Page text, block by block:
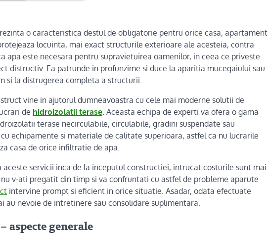
o caracteristica destul de obligatorie pentru orice casa, apartament
locuinta, mai exact structurile exterioare ale acesteia, contra
apa este necesara pentru supravietuirea oamenilor, in ceea ce priveste
distructiv. Ea patrunde in profunzime si duce la aparitia mucegaiului sau
si la distrugerea completa a structurii.
vine in ajutorul dumneavoastra cu cele mai moderne solutii de
de hidroizolatii terase. Aceasta echipa de experti va ofera o gama
terase necirculabile, circulabile, gradini suspendate sau
echipamente si materiale de calitate superioara, astfel ca nu lucrarile
casa de orice infiltratie de apa.
servicii inca de la inceputul constructiei, intrucat costurile sunt mai
nu v-ati pregatit din timp si va confruntati cu astfel de probleme aparute
intervine prompt si eficient in orice situatie. Asadar, odata efectuate
au nevoie de intretinere sau consolidare suplimentara.
aspecte generale